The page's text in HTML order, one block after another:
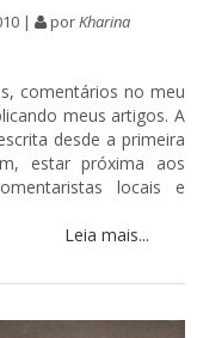
| porKharina
comentários no meu
meus artigos. A
desde a primeira
estar próxima aos
locais e
Leia mais...